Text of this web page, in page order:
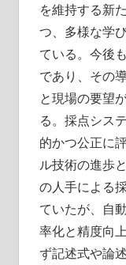
を維持する新
つ、多様な学
ている。今後
であり、その
と現場の要望
る。採点シス
的かつ公正に
ル技術の進歩
の人手による
ていたが、自
率化と精度向
ず記述式や論